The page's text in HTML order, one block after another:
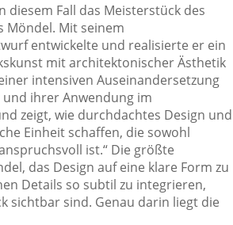
diesem Fall das Meisterstück des
Möndel. Mit seinem
entwickelte und realisierte er ein
mit architektonischer Ästhetik
intensiven Auseinandersetzung
ihrer Anwendung im
zeigt, wie durchdachtes Design und
Einheit schaffen, die sowohl
ist.“ Die größte
das Design auf eine klare Form zu
Details so subtil zu integrieren,
sichtbar sind. Genau darin liegt die